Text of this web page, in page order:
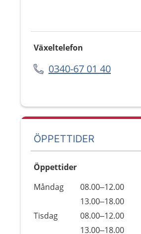
Växeltelefon
0340-67 01 40
ÖPPETTIDER
Öppettider
Dag
Öppettider
Kommentarer
Måndag
08.00–12.00
13.00–18.00
Tisdag
08.00–12.00
13.00–18.00